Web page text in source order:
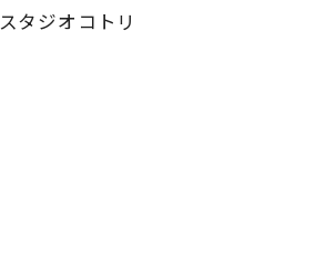
スタジオコトリ